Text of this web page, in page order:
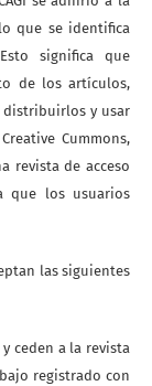
que se identifica
significa que
de los artículos,
distribuirlos y usar
Cummons,
revista de acceso
que los usuarios
las siguientes
ceden a la revista
registrado con